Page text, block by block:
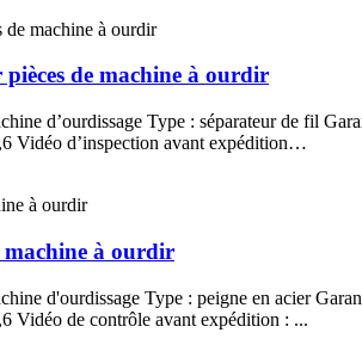
de machine à ourdir
d’ourdissage Type : séparateur de fil
Vidéo d’inspection avant expédition…
machine à ourdir
d'ourdissage Type : peigne en acier
Vidéo de contrôle avant expédition : ...